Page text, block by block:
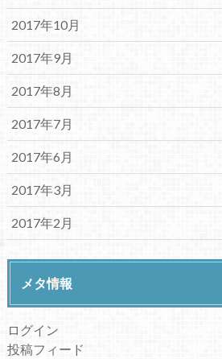
2017年10月
2017年9月
2017年8月
2017年7月
2017年6月
2017年3月
2017年2月
メタ情報
ログイン
投稿フィード